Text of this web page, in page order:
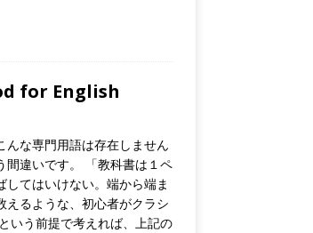
for English
な専門用語は存在しません
間違いです。 「教科書は１ペ
てはいけない。端から端ま
えるような、初心者がクラシ
いう前提で考えれば、上記の